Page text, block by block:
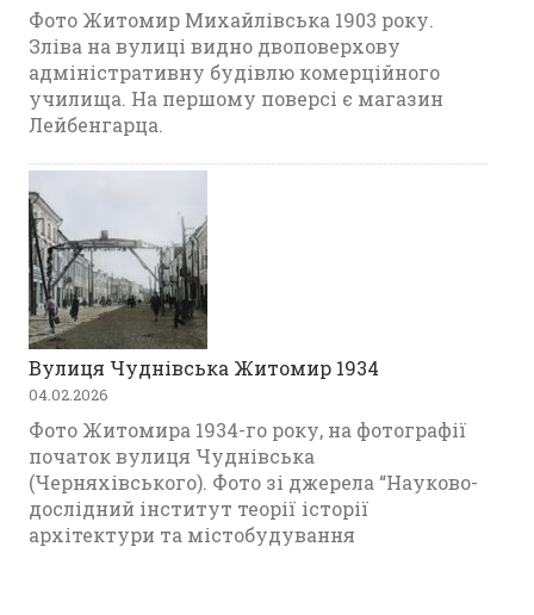
Фото Житомир Михайлівська 1903 року.
Зліва на вулиці видно двоповерхову
адміністративну будівлю комерційного
училища. На першому поверсі є магазин
Лейбенгарца.
Вулиця Чуднівська Житомир 1934
04.02.2026
Фото Житомира 1934-го року, на фотографії
початок вулиця Чуднівська
(Черняхівського). Фото зі джерела “Науково-
дослідний інститут теорії історії
архітектури та містобудування